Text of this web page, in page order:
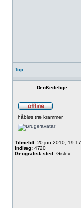
Top
DenKedelige
håbløs træ krammer
Tilmeldt: 20 jun 2010, 19:17
Indlæg: 4720
Geografisk sted: Gislev